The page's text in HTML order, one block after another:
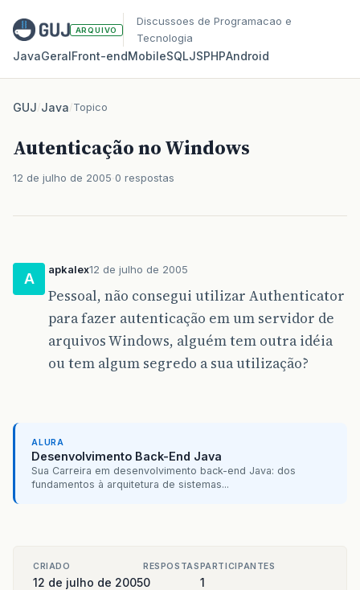
ARQUIVO
Discussoes de Programacao e
Tecnologia
JavaGeralFront‑endMobileSQLJSPHPAndroid
GUJ/Java/Topico
Autenticação no Windows
12 de julho de 2005 0 respostas
A
apkalex12 de julho de 2005
Pessoal, não consegui utilizar Authenticator
para fazer autenticação em um servidor de
arquivos Windows, alguém tem outra idéia
ou tem algum segredo a sua utilização?
ALURA
Desenvolvimento Back-End Java
Sua Carreira em desenvolvimento back-end Java: dos
fundamentos à arquitetura de sistemas...
CRIADO
12 de julho de 2005
RESPOSTAS
0
PARTICIPANTES
1